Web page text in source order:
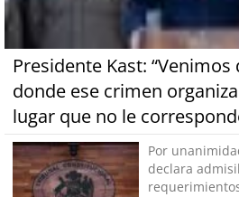
Presidente Kast:
donde ese crimen
lugar que no le
Por
declara